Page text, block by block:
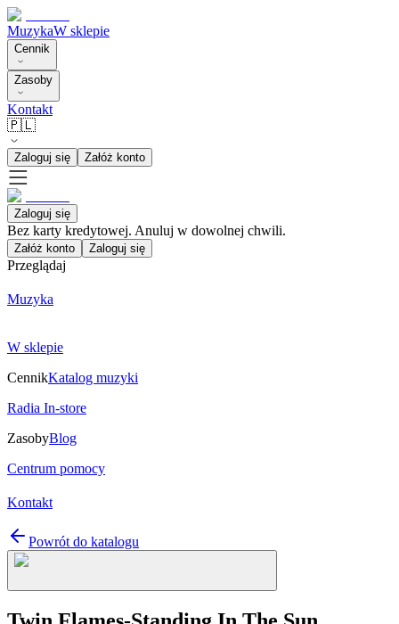
MuzykaW sklepie
Cennik
Zasoby
Kontakt
🇵🇱
Zaloguj się Załóż konto
Zaloguj się
Bez karty kredytowej. Anuluj w dowolnej chwili.
Załóż konto Zaloguj się
Przeglądaj
Muzyka
W sklepie
CennikKatalog muzyki
Radia In-store
ZasobyBlog
Centrum pomocy
Kontakt
Powrót do katalogu